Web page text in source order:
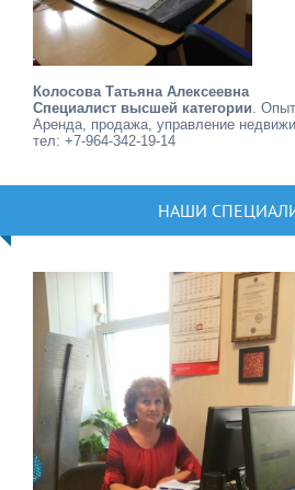
Колосова Татьяна Алексеевна
Специалист высшей категории .
Аренда, продажа, управление
тел: +7-964-342-19-14
НАШИ